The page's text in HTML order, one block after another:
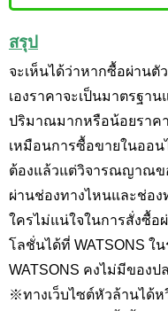
สรุป
จะเห็นได้ว่าหากซื้อผ่านตั
เองราคาจะเป็นมาตรฐา
ปริมาณมากหรือน้อยราค
เหมือนการซื้อขายในออ
ต้องแล้วแต่วิจารณญาณข
ผ่านช่องทางไหนและช่อง
ใครไม่แน่ใจในการสั่งซื้
โลชั่นได้ที่ WATSONS ใ
WATSONS คงไม่มีของ
※ทางเว็บไซต์หัวล้านได้